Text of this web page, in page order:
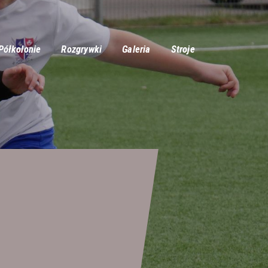
Rozgrywki Galeria Stroje